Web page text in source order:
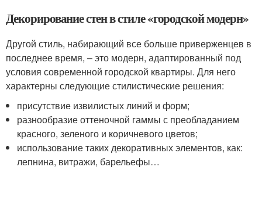
Декорирование стен в стиле «городской модерн»
Другой стиль, набирающий все больше приверженцев в
последнее время, – это модерн, адаптированный под
условия современной городской квартиры. Для него
характерны следующие стилистические решения:
присутствие извилистых линий и форм;
разнообразие оттеночной гаммы с преобладанием
красного, зеленого и коричневого цветов;
использование таких декоративных элементов, как:
лепнина, витражи, барельефы…